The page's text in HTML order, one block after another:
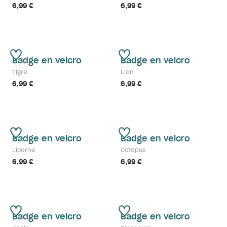
6,99 € 6,99 €
Badge en velcro
Tigre
6,99 €
Badge en velcro
Lion
6,99 €
Badge en velcro
Licorne
6,99 €
Badge en velcro
Octopus
6,99 €
Badge en velcro Badge en velcro